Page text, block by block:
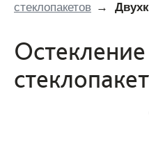
стеклопакетов →